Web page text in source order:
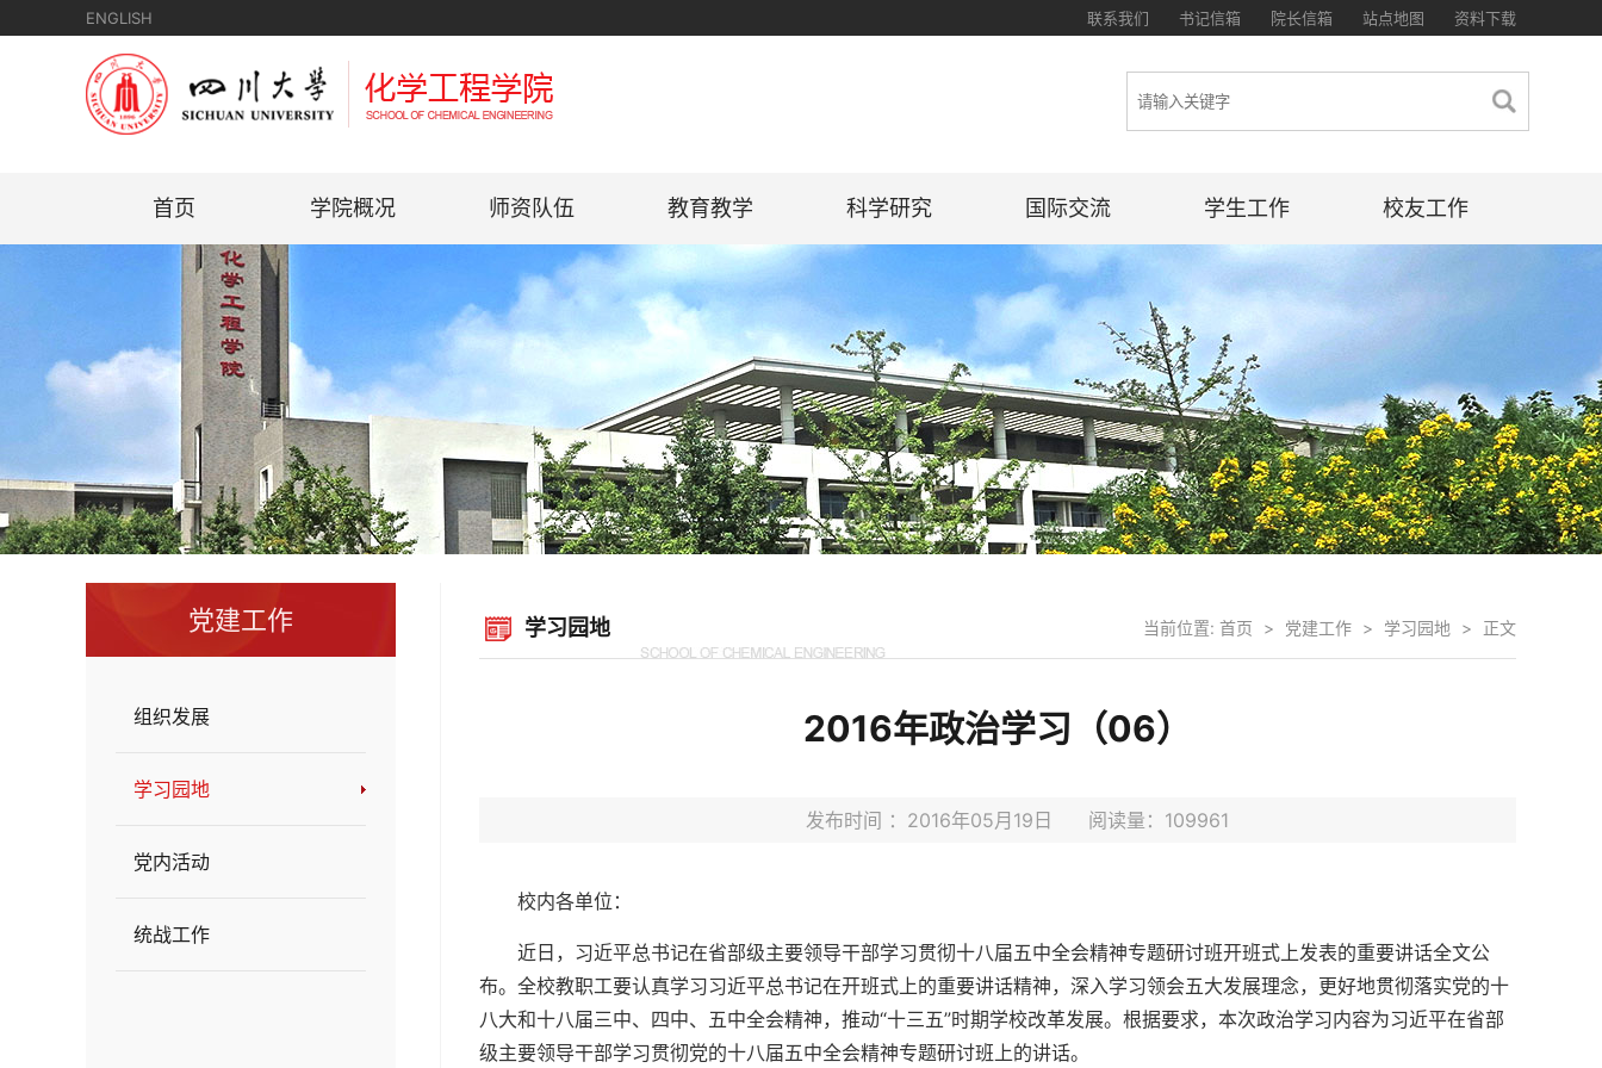
ENGLISH 资料下载
站点地图
院长信箱
书记信箱
联系我们
首页 学院概况 师资队伍 教育教学 科学研究 国际交流 学生工作 校友工作
党建工作
组织发展
学习园地
党内活动
统战工作
学习园地 当前位置: 首页 > 党建工作 > 学习园地 > 正文
2016年政治学习（06）
发布时间 ：2016年05月19日 阅读量： 109961
校内各单位：
近日，习近平总书记在省部级主要领导干部学习贯彻十八届五中全会精神专题研讨班开班式上发表的重要讲话全文公
布。全校教职工要认真学习习近平总书记在开班式上的重要讲话精神，深入学习领会五大发展理念，更好地贯彻落实党的十
八大和十八届三中、四中、五中全会精神，推动“十三五”时期学校改革发展。根据要求，本次政治学习内容为习近平在省部
级主要领导干部学习贯彻党的十八届五中全会精神专题研讨班上的讲话。